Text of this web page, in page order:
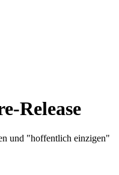
Release
und "hoffentlich einzigen"